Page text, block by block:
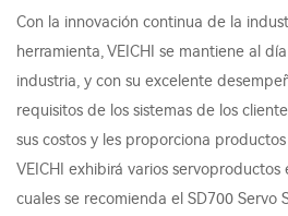
Con la innovación continua de la
herramienta, VEICHI se mantiene al
industria, y con su excelente
requisitos de los sistemas de los
sus costos y les proporciona productos
VEICHI exhibirá varios servoproductos
cuales se recomienda el SD700 Servo